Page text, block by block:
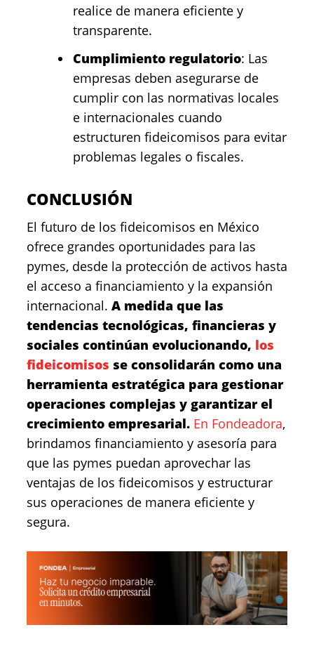
realice de manera eficiente y
transparente.
Cumplimiento regulatorio: Las
empresas deben asegurarse de
cumplir con las normativas locales
e internacionales cuando
estructuren fideicomisos para evitar
problemas legales o fiscales.
CONCLUSIÓN
El futuro de los fideicomisos en México
ofrece grandes oportunidades para las
pymes, desde la protección de activos hasta
el acceso a financiamiento y la expansión
internacional. A medida que las
tendencias tecnológicas, financieras y
sociales continúan evolucionando, los
fideicomisos se consolidarán como una
herramienta estratégica para gestionar
operaciones complejas y garantizar el
crecimiento empresarial. En Fondeadora,
brindamos financiamiento y asesoría para
que las pymes puedan aprovechar las
ventajas de los fideicomisos y estructurar
sus operaciones de manera eficiente y
segura.